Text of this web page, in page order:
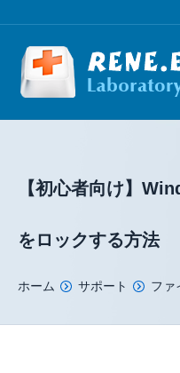
【初心者向け】
をロックする方法
You are here:
ホーム サポート ファ